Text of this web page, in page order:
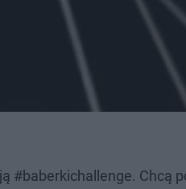
#baberkichallenge. Chcą